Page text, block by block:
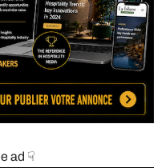
ad ☟